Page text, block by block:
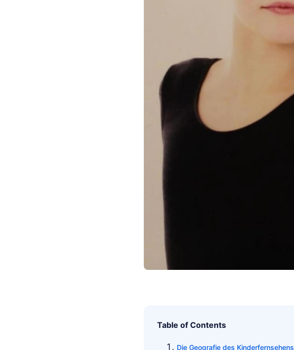
Table of Contents
Die Geografie des Kinderfernsehens